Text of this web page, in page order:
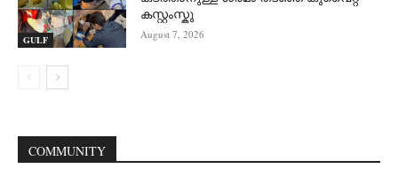
GULF
കസ്റ്റംസ്കു
August 7, 2026
COMMUNITY